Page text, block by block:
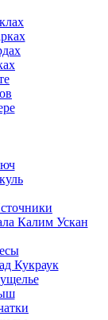
Калим Ускан
Кукраук